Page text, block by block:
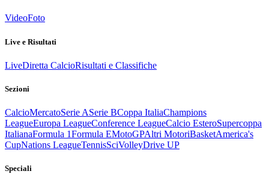
VideoFoto
Live e Risultati
LiveDiretta CalcioRisultati e Classifiche
Sezioni
CalcioMercatoSerie ASerie BCoppa ItaliaChampions
LeagueEuropa LeagueConference LeagueCalcio EsteroSupercoppa
ItalianaFormula 1Formula EMotoGPAltri MotoriBasketAmerica's
CupNations LeagueTennisSciVolleyDrive UP
Speciali